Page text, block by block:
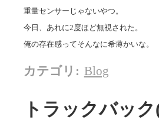
重量センサーじゃないやつ。
今日、あれに2度ほど無視された。
俺の存在感ってそんなに希薄かいな。
カテゴリ : Blog
トラックバック